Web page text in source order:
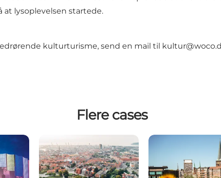
lysoplevelsen startede.
kulturturisme, send en mail til
Flere cases